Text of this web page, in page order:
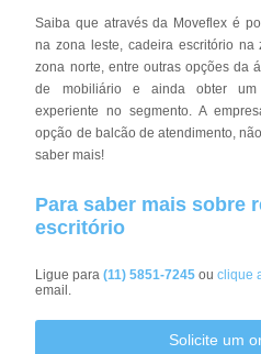
Saiba que através da Moveflex é
na zona leste, cadeira escritório
zona norte, entre outras opções da
de mobiliário e ainda obter um
experiente no segmento. A
opção de balcão de atendimento,
saber mais!
Para saber mais sobre
escritório
Ligue para(11) 5851-7245ouclique
email.
Solicite um